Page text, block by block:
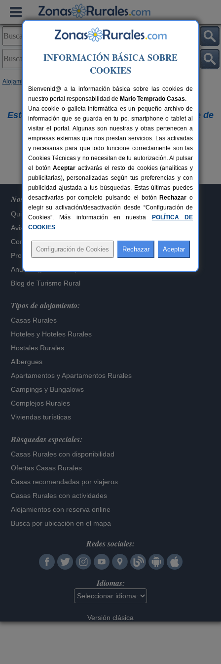
Alojamientos
Lo sentimos,
Este alojamiento ya no figura en nuestra base de
datos.
Buscar otros alojamientos
Nosotros
Quiénes somos
Aviso Legal
Configuración de Cookies
Propietarios alojamientos
Anuncia gratis tu alojamiento
Blog de Turismo Rural
Tipos de alojamiento:
Casas Rurales
Hoteles y Hoteles Rurales
Hostales Rurales
Albergues
Apartamentos yApartamentos Rurales
Campings y Bungalows
Complejos Rurales
Viviendas turísticas
Búsquedas especiales:
Casas Rurales con disponibilidad
Ofertas Casas Rurales
Casas recomendadas por viajeros
Casas Rurales con actividades
Alojamientos con reserva online
Busca por ubicación en el mapa
Redes sociales:
Idiomas:
Versión clásica
INFORMACIÓN BÁSICA SOBRE
COOKIES
Bienvenid@ a la información básica sobre las cookies de
nuestro portal responsabilidad de Mario Temprado Casas.
Una cookie o galleta informática es un pequeño archivo de
información que se guarda en tu pc, smartphone o tablet al
visitar el portal. Algunas son nuestras y otras pertenecen a
empresas externas que nos prestan servicios. Las activadas
y necesarias para que todo funcione correctamente son las
Cookies Técnicas y no necesitan de tu autorización. Al pulsar
el botónAceptar activarás el resto de cookies (analíticas y
publicitarias), personalizadas según tus preferencias y con
publicidad ajustada a tus búsquedas. Estas últimas puedes
desactivarlas por completo pulsando el botón Rechazar o
elegir su activación/desactivación desde “Configuración de
Cookies”. Más información en nuestra
POLÍTICA DE
COOKIES.